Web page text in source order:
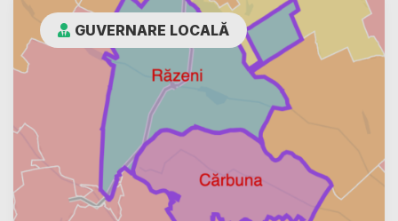
GUVERNARE LOCALĂ